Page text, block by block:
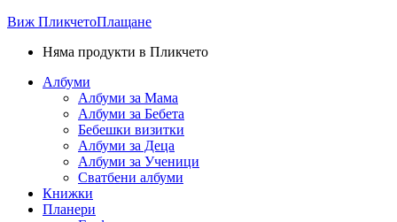
Виж ПликчетоПлащане
Няма продукти в Пликчето
Албуми
Албуми за Мама
Албуми за Бебета
Бебешки визитки
Албуми за Деца
Албуми за Ученици
Сватбени албуми
Книжки
Планери